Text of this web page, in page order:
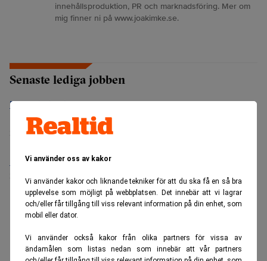
Vi använder oss av kakor
Vi använder kakor och liknande tekniker för att du ska få en så bra
upplevelse som möjligt på webbplatsen. Det innebär att vi lagrar
och/eller får tillgång till viss relevant information på din enhet, som
mobil eller dator.
Vi använder också kakor från olika partners för vissa av
ändamålen som listas nedan som innebär att vår partners
innehållsproduktion, PR och marknadsföring. Mer om
mig finner ni på www.joakimke.se.
Senaste lediga jobben
Bolagsjurist till Eltel AB
Placering: Bromma, Stockholm
Sista ansökningsdag:21/08/2026
Medarbetare inom Intern styrning och kontroll till Alecta
Sista ansökningsdag:13/06/2026
ANNONS